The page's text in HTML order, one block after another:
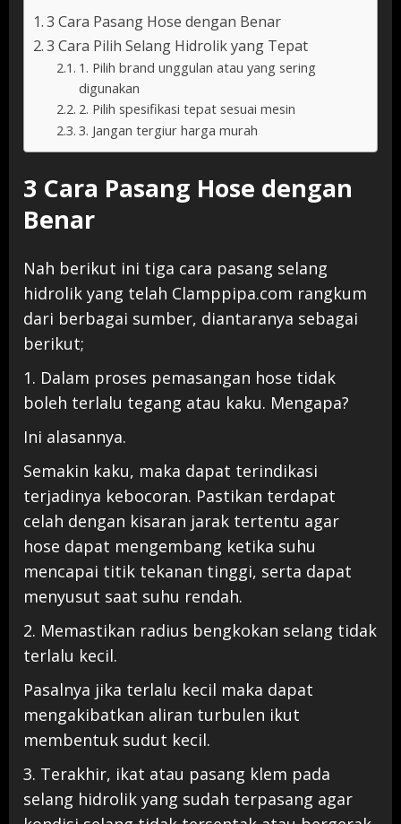
3 Cara Pasang Hose dengan Benar
3 Cara Pilih Selang Hidrolik yang Tepat
1. Pilih brand unggulan atau yang sering
digunakan
2. Pilih spesifikasi tepat sesuai mesin
3. Jangan tergiur harga murah
3 Cara Pasang Hose dengan
Benar
Nah berikut ini tiga cara pasang selang
hidrolik yang telah Clamppipa.com rangkum
dari berbagai sumber, diantaranya sebagai
berikut;
1. Dalam proses pemasangan hose tidak
boleh terlalu tegang atau kaku. Mengapa?
Ini alasannya.
Semakin kaku, maka dapat terindikasi
terjadinya kebocoran. Pastikan terdapat
celah dengan kisaran jarak tertentu agar
hose dapat mengembang ketika suhu
mencapai titik tekanan tinggi, serta dapat
menyusut saat suhu rendah.
2. Memastikan radius bengkokan selang tidak
terlalu kecil.
Pasalnya jika terlalu kecil maka dapat
mengakibatkan aliran turbulen ikut
membentuk sudut kecil.
3. Terakhir, ikat atau pasang klem pada
selang hidrolik yang sudah terpasang agar